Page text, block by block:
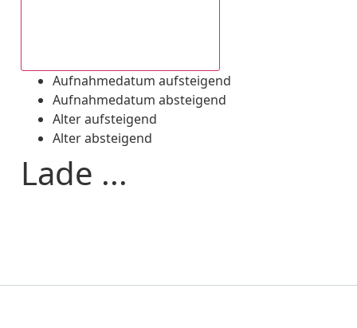
Aufnahmedatum aufsteigend
Aufnahmedatum absteigend
Alter aufsteigend
Alter absteigend
Lade ...